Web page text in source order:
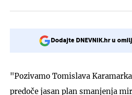
Dodajte DNEVNIK.hr u
"Pozivamo Tomislava
predoče jasan plan smanjenja